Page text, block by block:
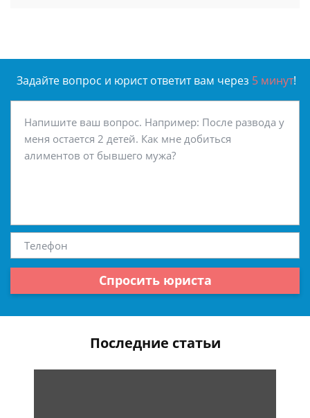
Задайте вопрос и юрист ответит вам через 5 минут!
Спросить юриста
Последние статьи